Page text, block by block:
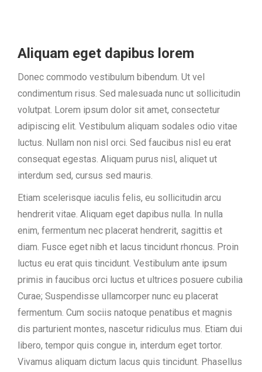
Aliquam eget dapibus lorem
Donec commodo vestibulum bibendum. Ut vel
condimentum risus. Sed malesuada nunc ut sollicitudin
volutpat. Lorem ipsum dolor sit amet, consectetur
adipiscing elit. Vestibulum aliquam sodales odio vitae
luctus. Nullam non nisl orci. Sed faucibus nisl eu erat
consequat egestas. Aliquam purus nisl, aliquet ut
interdum sed, cursus sed mauris.
Etiam scelerisque iaculis felis, eu sollicitudin arcu
hendrerit vitae. Aliquam eget dapibus nulla. In nulla
enim, fermentum nec placerat hendrerit, sagittis et
diam. Fusce eget nibh et lacus tincidunt rhoncus. Proin
luctus eu erat quis tincidunt. Vestibulum ante ipsum
primis in faucibus orci luctus et ultrices posuere cubilia
Curae; Suspendisse ullamcorper nunc eu placerat
fermentum. Cum sociis natoque penatibus et magnis
dis parturient montes, nascetur ridiculus mus. Etiam dui
libero, tempor quis congue in, interdum eget tortor.
Vivamus aliquam dictum lacus quis tincidunt. Phasellus